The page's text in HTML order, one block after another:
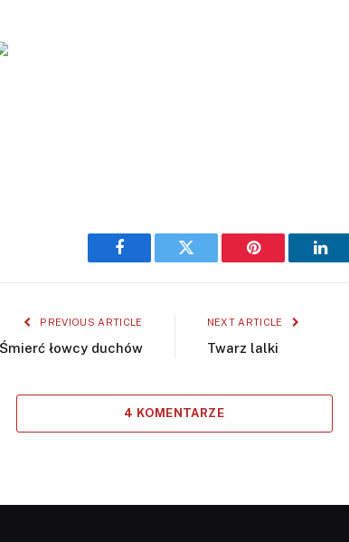
Facebook Twitter Pinterest
PREVIOUS ARTICLE
Śmierć łowcy duchów
NEXT ARTICLE
Twarz lalki
4 KOMENTARZE